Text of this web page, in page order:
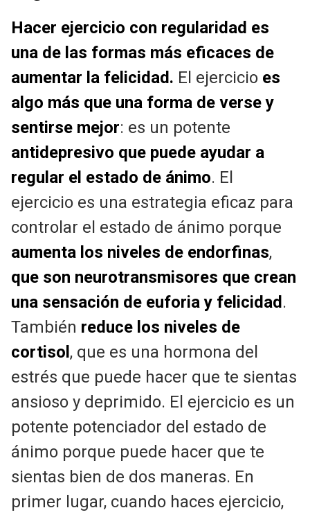
Hacer ejercicio con regularidad es
una de las formas más eficaces de
aumentar la felicidad. El ejercicio es
algo más que una forma de verse y
sentirse mejor: es un potente
antidepresivo que puede ayudar a
regular el estado de ánimo. El
ejercicio es una estrategia eficaz para
controlar el estado de ánimo porque
aumenta los niveles de endorfinas,
que son neurotransmisores que crean
una sensación de euforia y felicidad .
También reduce los niveles de
cortisol , que es una hormona del
estrés que puede hacer que te sientas
ansioso y deprimido. El ejercicio es un
potente potenciador del estado de
ánimo porque puede hacer que te
sientas bien de dos maneras. En
primer lugar, cuando haces ejercicio,